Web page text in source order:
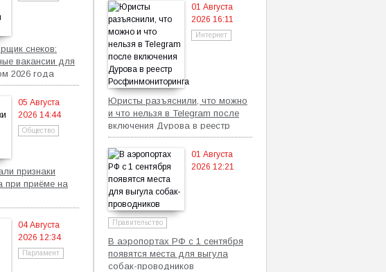
01 Августа
2026 16:11
Интернет
Юристы разъяснили, что можно
и что нельзя в Telegram после
включения Дурова в реестр
Росфинмониторинга
01 Августа
2026 12:21
Правительство
В аэропортах РФ с 1 сентября
появятся места для выгула
собак-проводников
снеков:
вакансии для
2026 года
05 Августа
2026 14:44
Общество
признаки
при приёме на
04 Августа
2026 12:34
Парламент